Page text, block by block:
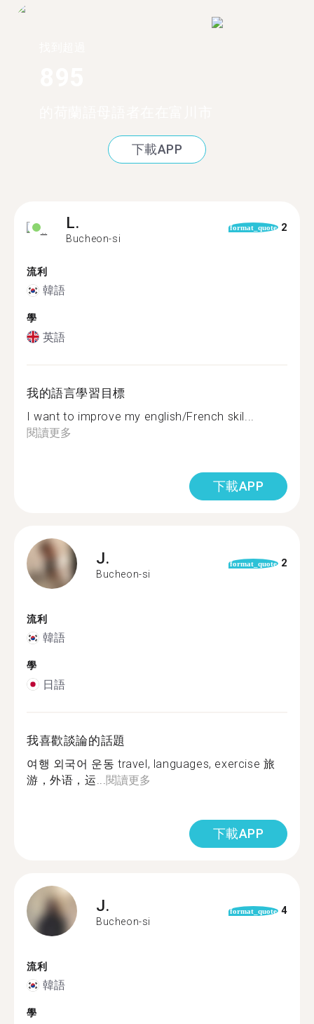
下載APP
L.
Bucheon-si
format_quote 2
流利
韓語
學
英語
我的語言學習目標
I want to improve my english/French skil...
閱讀更多
下載APP
J.
Bucheon-si
format_quote 2
流利
韓語
學
日語
我喜歡談論的話題
여행 외국어 운동 travel, languages, exercise 旅
游，外语，运... 閱讀更多
下載APP
J.
Bucheon-si
format_quote 4
流利
韓語
學